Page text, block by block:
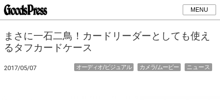
MENU
まさに一石二鳥！カードリーダーとしても使え
るタフカードケース
2017/05/07 ニュース
カメラ/ムービー
オーディオ/ビジュアル